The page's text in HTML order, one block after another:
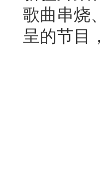
歌曲串烧
呈的节目